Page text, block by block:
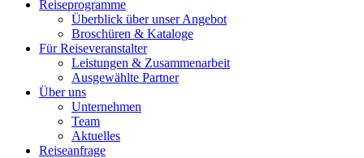
Reiseprogramme
Überblick über unser Angebot
Broschüren & Kataloge
Für Reiseveranstalter
Leistungen & Zusammenarbeit
Ausgewählte Partner
Über uns
Unternehmen
Team
Aktuelles
Reiseanfrage